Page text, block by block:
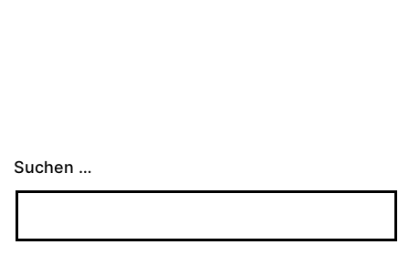
Suchen …